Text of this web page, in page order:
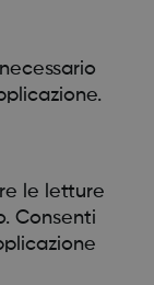
le letture
Consenti